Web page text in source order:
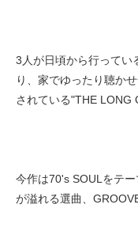
3人が日頃から行ってい
り、家でゆったり聴か
されている"THE LONG
今作は70's SOULをテ
が溢れる選曲、